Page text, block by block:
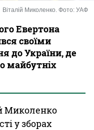
Віталій Миколенко. Фото: УАФ
Евертона
своїми
до України, де
майбутніх
Миколенко
у зборах